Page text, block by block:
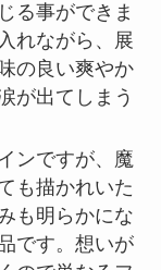
る事ができま
れながら、展
の良い爽やか
が出てしまう
ンですが、魔
も描かれいた
も明らかにな
です。想いが